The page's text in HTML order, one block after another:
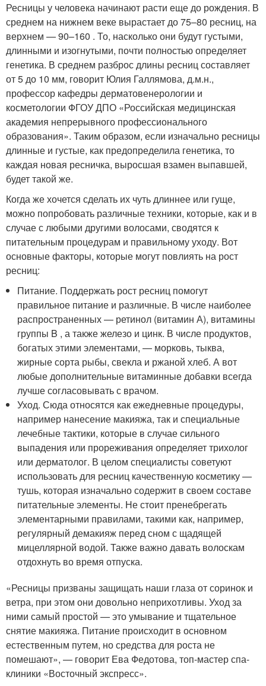
Ресницы у человека начинают расти еще до рождения. В
среднем на нижнем веке вырастает до 75–80 ресниц, на
верхнем — 90–160 . То, насколько они будут густыми,
длинными и изогнутыми, почти полностью определяет
генетика. В среднем разброс длины ресниц составляет
от 5 до 10 мм, говорит Юлия Галлямова, д.м.н.,
профессор кафедры дерматовенерологии и
косметологии ФГОУ ДПО «Российская медицинская
академия непрерывного профессионального
образования». Таким образом, если изначально ресницы
длинные и густые, как предопределила генетика, то
каждая новая ресничка, выросшая взамен выпавшей,
будет такой же.
Когда же хочется сделать их чуть длиннее или гуще,
можно попробовать различные техники, которые, как и в
случае с любыми другими волосами, сводятся к
питательным процедурам и правильному уходу. Вот
основные факторы, которые могут повлиять на рост
ресниц:
Питание. Поддержать рост ресниц помогут
правильное питание и различные. В числе наиболее
распространенных — ретинол (витамин А), витамины
группы B , а также железо и цинк. В числе продуктов,
богатых этими элементами, — морковь, тыква,
жирные сорта рыбы, свекла и ржаной хлеб. А вот
любые дополнительные витаминные добавки всегда
лучше согласовывать с врачом.
Уход. Сюда относятся как ежедневные процедуры,
например нанесение макияжа, так и специальные
лечебные тактики, которые в случае сильного
выпадения или прореживания определяет трихолог
или дерматолог. В целом специалисты советуют
использовать для ресниц качественную косметику —
тушь, которая изначально содержит в своем составе
питательные элементы. Не стоит пренебрегать
элементарными правилами, такими как, например,
регулярный демакияж перед сном с щадящей
мицеллярной водой. Также важно давать волоскам
отдохнуть во время отпуска.
«Ресницы призваны защищать наши глаза от соринок и
ветра, при этом они довольно неприхотливы. Уход за
ними самый простой — это умывание и тщательное
снятие макияжа. Питание происходит в основном
естественным путем, но средства для роста не
помешают», — говорит Ева Федотова, топ-мастер спа-
клиники «Восточный экспресс».